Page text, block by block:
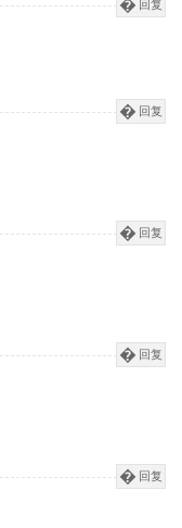
回复
回复
回复
回复
回复